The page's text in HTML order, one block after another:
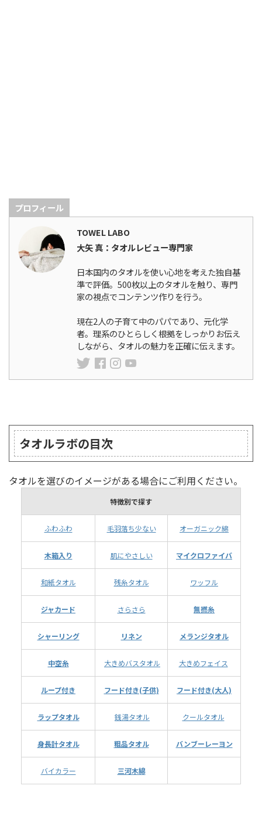
プロフィール
TOWEL LABO
大矢 真：タオルレビュー専門家
日本国内のタオルを使い心地を考えた独自基
準で評価。500枚以上のタオルを触り、専門
家の視点でコンテンツ作りを行う。
現在2人の子育て中のパパであり、元化学
者。理系のひとらしく根拠をしっかりお伝え
しながら、タオルの魅力を正確に伝えます。
タオルラボの目次
タオルを選びのイメージがある場合にご利用ください。
特徴別で探す
ふわふわ 毛羽落ち少ない オーガニック綿
木箱入り 肌にやさしい マイクロファイバ
和紙タオル 残糸タオル ワッフル
ジャカード さらさら 無撚糸
シャーリング リネン メランジタオル
中空糸 大きめバスタオル 大きめフェイス
ループ付き フード付き(子供) フード付き(大人)
ラップタオル 銭湯タオル クールタオル
身長計タオル 粗品タオル バンブーレーヨン
バイカラー 三河木綿